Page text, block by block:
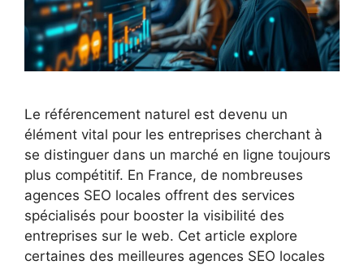
Le référencement naturel est devenu un
élément vital pour les entreprises cherchant à
se distinguer dans un marché en ligne toujours
plus compétitif. En France, de nombreuses
agences SEO locales offrent des services
spécialisés pour booster la visibilité des
entreprises sur le web. Cet article explore
certaines des meilleures agences SEO locales